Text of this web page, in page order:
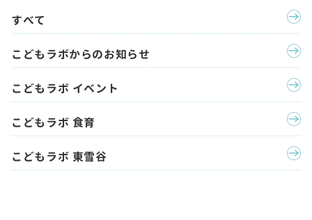
すべて
こどもラボからのお知らせ
こどもラボ イベント
こどもラボ 食育
こどもラボ 東雪谷